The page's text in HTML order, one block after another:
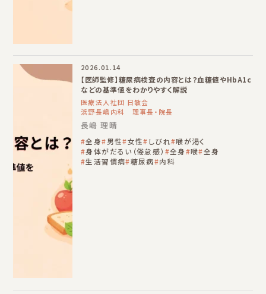
2026.01.14
【医師監修】糖尿病検査の内容とは？血糖値やHbA1c
などの基準値をわかりやすく解説
医療法人社団 日敏会
浜野長嶋内科 理事長・院長
長嶋 理晴
全身 男性 女性 しびれ 喉が渇く
身体がだるい（倦怠感）
全身 喉 全身
生活習慣病 糖尿病 内科